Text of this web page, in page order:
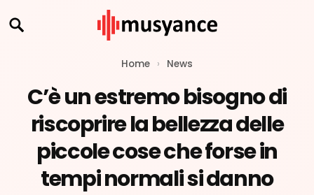
Home › News
C’è un estremo bisogno di
riscoprire la bellezza delle
piccole cose che forse in
tempi normali si danno